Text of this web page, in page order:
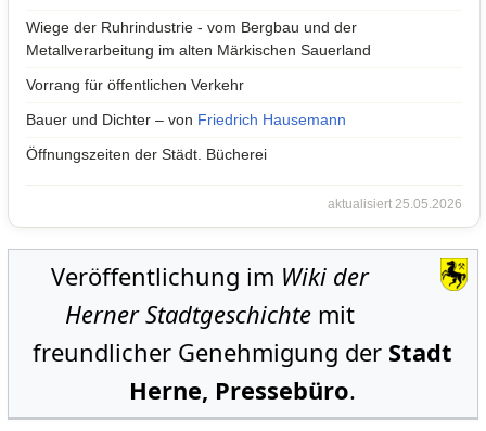
Wiege der Ruhrindustrie - vom Bergbau und der
Metallverarbeitung im alten Märkischen Sauerland
Vorrang für öffentlichen Verkehr
Bauer und Dichter – von Friedrich Hausemann
Öffnungszeiten der Städt. Bücherei
aktualisiert 25.05.2026
Veröffentlichung im Wiki der
Herner Stadtgeschichtemit
freundlicher Genehmigung der Stadt
Herne, Pressebüro.